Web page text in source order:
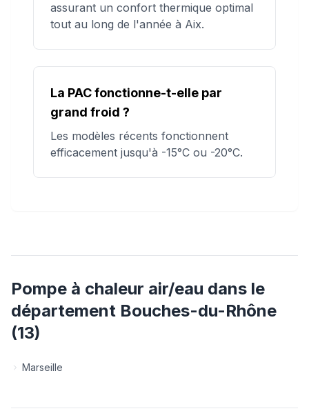
assurant un confort thermique optimal
tout au long de l'année à Aix.
La PAC fonctionne-t-elle par
grand froid ?
Les modèles récents fonctionnent
efficacement jusqu'à -15°C ou -20°C.
Pompe à chaleur air/eau dans le
département Bouches-du-Rhône
(13)
Marseille